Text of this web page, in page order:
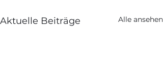
Aktuelle Beiträge Alle ansehen